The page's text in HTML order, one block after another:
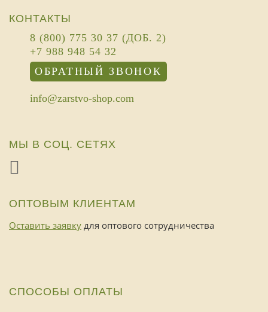
КОНТАКТЫ
8 (800) 775 30 37 (ДОБ. 2)
+7 988 948 54 32
ОБРАТНЫЙ ЗВОНОК
info@zarstvo-shop.com
МЫ В СОЦ. СЕТЯХ
ОПТОВЫМ КЛИЕНТАМ
Оставить заявку для оптового сотрудничества
СПОСОБЫ ОПЛАТЫ